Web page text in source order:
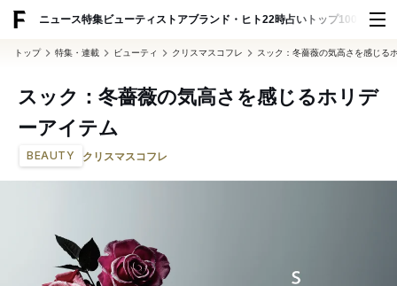
ニュース特集ビューティ ストアブランド・ヒト22時占い トップ100 スナッ
トップ 特集・連載 ビューティ クリスマスコフレ スック：冬薔薇の気高さを感じる
スック：冬薔薇の気高さを感じるホリデ
ーアイテム
BEAUTY クリスマスコフレ